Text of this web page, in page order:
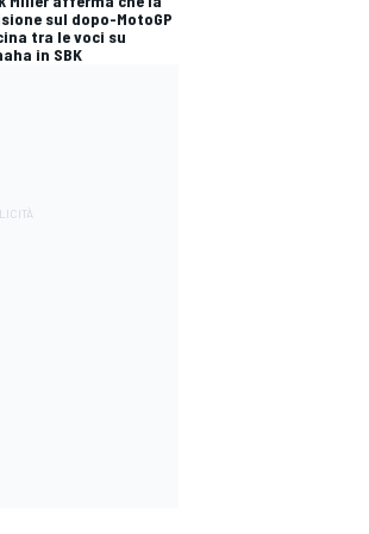
sul dopo-MotoGP
tra le voci su
in SBK